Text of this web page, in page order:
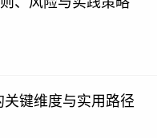
键维度与实用路径